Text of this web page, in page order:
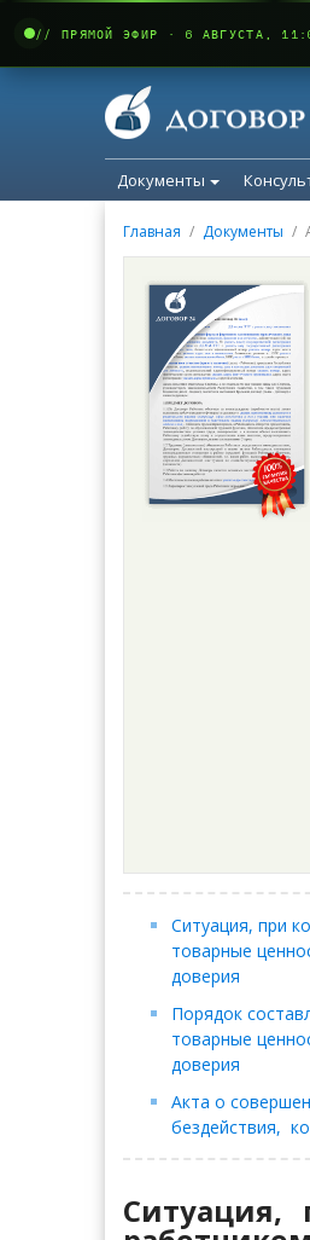
Документы
Главная Документы
Ситуация, при
товарные
доверия
Порядок
товарные
доверия
Акта о
бездействия,
// ПРЯМОЙ ЭФИР · 6 АВГУСТА,